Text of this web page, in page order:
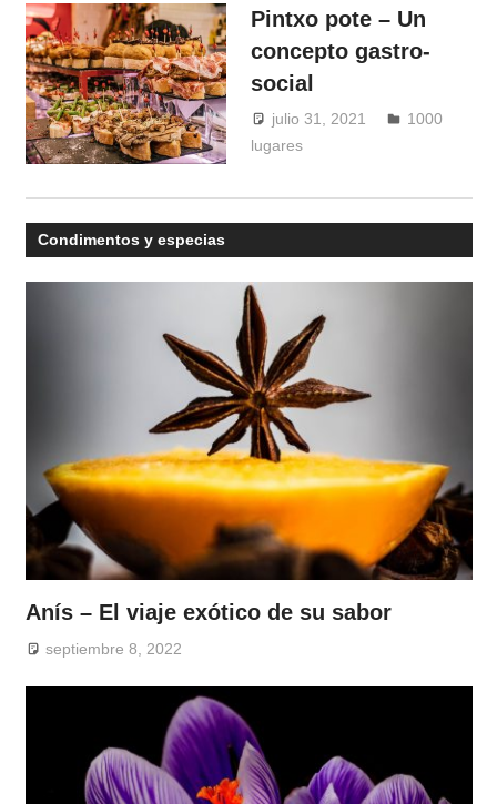
Pintxo pote – Un
concepto gastro-
social
julio 31, 2021 Windrose
1000
lugares
Condimentos y especias
Anís – El viaje exótico de su sabor
septiembre 8, 2022